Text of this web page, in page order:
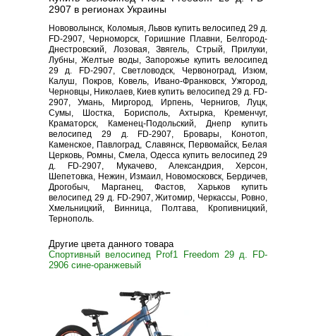
2907 в регионах Украины
Нововолынск, Коломыя, Львов купить велосипед 29 д.
FD-2907, Черноморск, Горишние Плавни, Белгород-
Днестровский, Лозовая, Звягель, Стрый, Прилуки,
Лубны, Желтые воды, Запорожье купить велосипед
29 д. FD-2907, Светловодск, Червоноград, Изюм,
Калуш, Покров, Ковель, Ивано-Франковск, Ужгород,
Черновцы, Николаев, Киев купить велосипед 29 д. FD-
2907, Умань, Миргород, Ирпень, Чернигов, Луцк,
Сумы, Шостка, Борисполь, Ахтырка, Кременчуг,
Краматорск, Каменец-Подольский, Днепр купить
велосипед 29 д. FD-2907, Бровары, Конотоп,
Каменское, Павлоград, Славянск, Первомайск, Белая
Церковь, Ромны, Смела, Одесса купить велосипед 29
д. FD-2907, Мукачево, Александрия, Херсон,
Шепетовка, Нежин, Измаил, Новомосковск, Бердичев,
Дрогобыч, Марганец, Фастов, Харьков купить
велосипед 29 д. FD-2907, Житомир, Черкассы, Ровно,
Хмельницкий, Винница, Полтава, Кропивницкий,
Тернополь.
Другие цвета данного товара
Спортивный велосипед Prof1 Freedom 29 д. FD-
2906 сине-оранжевый